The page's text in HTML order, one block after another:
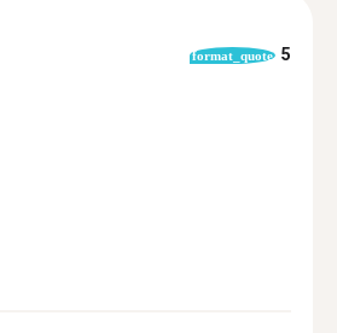
format_quote 5